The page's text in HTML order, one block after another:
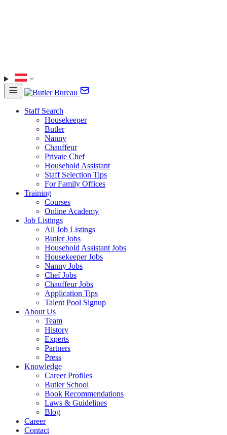
Staff Search
Housekeeper
Butler
Nanny
Chauffeur
Private Chef
Household Assistant
Staff Selection Tips
For Family Offices
Training
Courses
Online Academy
Job Listings
All Job Listings
Butler Jobs
Household Assistant Jobs
Housekeeper Jobs
Nanny Jobs
Chef Jobs
Chauffeur Jobs
Application Tips
Talent Pool Signup
About Us
Team
History
Experts
Partners
Press
Knowledge
Career Profiles
Butler School
Book Recommendations
Laws & Guidelines
Blog
Career
Contact